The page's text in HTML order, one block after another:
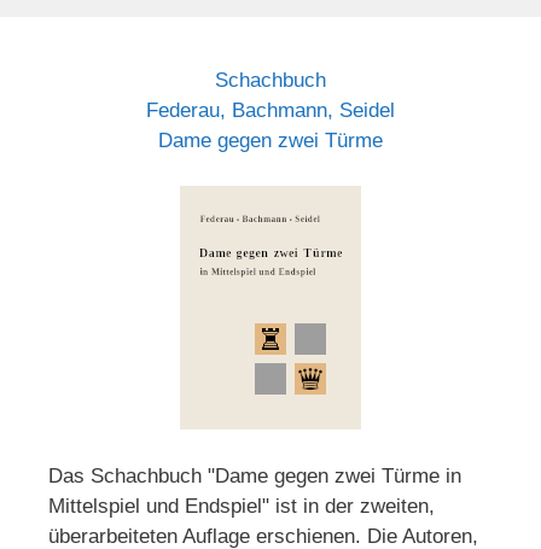
Schachbuch
Federau, Bachmann, Seidel
Dame gegen zwei Türme
Das Schachbuch "Dame gegen zwei Türme in
Mittelspiel und Endspiel" ist in der zweiten,
überarbeiteten Auflage erschienen. Die Autoren,